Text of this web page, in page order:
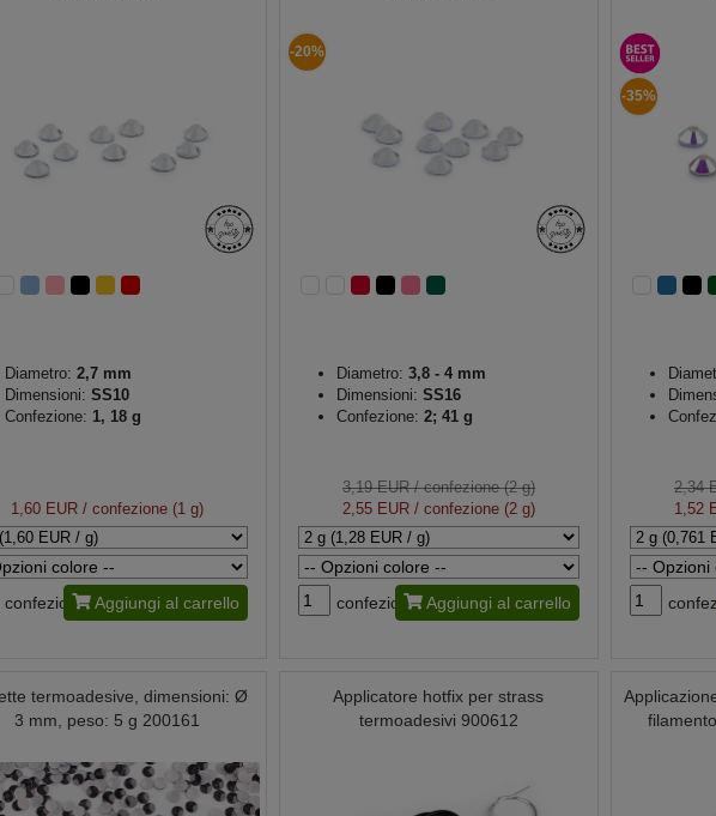
Diametro: 2,7 mm
Dimensioni: SS10
Confezione: 1, 18 g
1,60 EUR/ confezione (1 g)
confezione Aggiungi al carrello
-20%
Diametro: 3,8 - 4 mm
Dimensioni: SS16
Confezione: 2; 41 g
3,19 EUR/ confezione (2 g)
2,55 EUR/ confezione (2 g)
confezione Aggiungi al carrello
-35%
2,34
1,52
termoadesive, dimensioni: Ø
3 mm, peso: 5 g 200161
Applicatore hotfix per strass
termoadesivi 900612